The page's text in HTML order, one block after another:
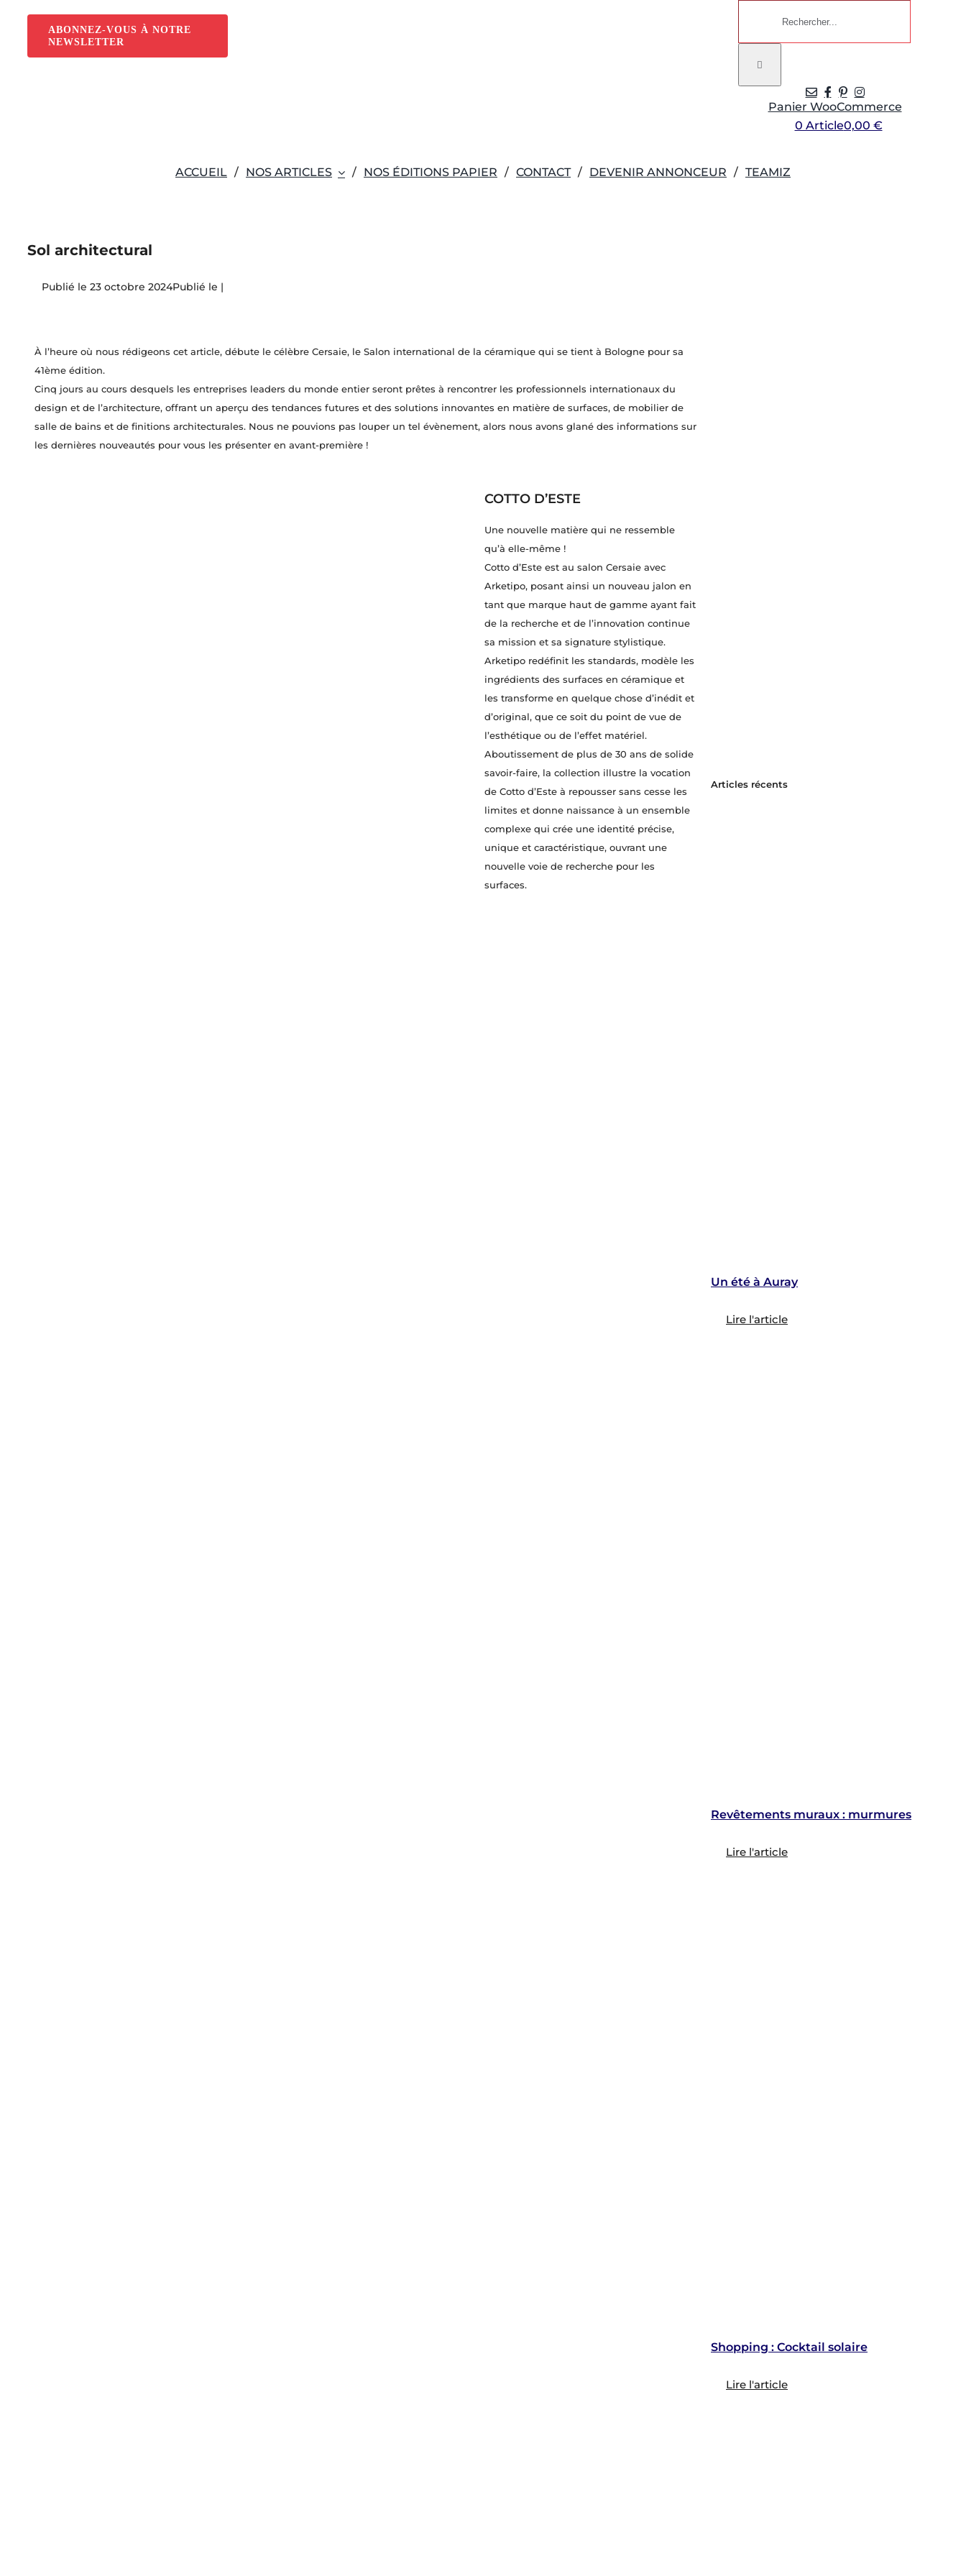
ABONNEZ-VOUS À NOTRE
NEWSLETTER
Panier WooCommerce
0 Article0,00 €
ACCUEIL NOS ARTICLES NOS ÉDITIONS PAPIER CONTACT DEVENIR ANNONCEUR TEAMIZ
Sol architectural
23 octobre 2024 |
À l’heure où nous rédigeons cet article, débute le célèbre Cersaie, le Salon international de la céramique qui se tient à Bologne pour sa
41ème édition.
Cinq jours au cours desquels les entreprises leaders du monde entier seront prêtes à rencontrer les professionnels internationaux du
design et de l’architecture, offrant un aperçu des tendances futures et des solutions innovantes en matière de surfaces, de mobilier de
salle de bains et de finitions architecturales. Nous ne pouvions pas louper un tel évènement, alors nous avons glané des informations sur
les dernières nouveautés pour vous les présenter en avant-première !
COTTO D’ESTE
Une nouvelle matière qui ne ressemble
qu’à elle-même !
Cotto d’Este est au salon Cersaie avec
Arketipo, posant ainsi un nouveau jalon en
tant que marque haut de gamme ayant fait
de la recherche et de l’innovation continue
sa mission et sa signature stylistique.
Arketipo redéfinit les standards, modèle les
ingrédients des surfaces en céramique et
les transforme en quelque chose d’inédit et
d’original, que ce soit du point de vue de
l’esthétique ou de l’effet matériel.
Aboutissement de plus de 30 ans de solide
savoir-faire, la collection illustre la vocation
de Cotto d’Este à repousser sans cesse les
limites et donne naissance à un ensemble
complexe qui crée une identité précise,
unique et caractéristique, ouvrant une
nouvelle voie de recherche pour les
surfaces.
Articles récents
Un été à Auray
Lire l'article
Revêtements muraux : murmures
Lire l'article
Shopping : Cocktail solaire
Lire l'article